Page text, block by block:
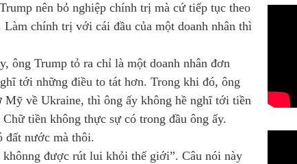
nên bỏ nghiệp chính trị mà cứ tiếp tục theo
chính trị với cái đầu của một doanh nhân thì
ông Trump tỏ ra chỉ là một doanh nhân đơn
tới những điều to tát hơn. Trong khi đó, ông
về Ukraine, thì ông ấy không hề nghĩ tới tiền
tiền không thực sự có trong đầu ông ấy.
đất nước mà thôi.
được rút lui khỏi thế giới”. Câu nói này